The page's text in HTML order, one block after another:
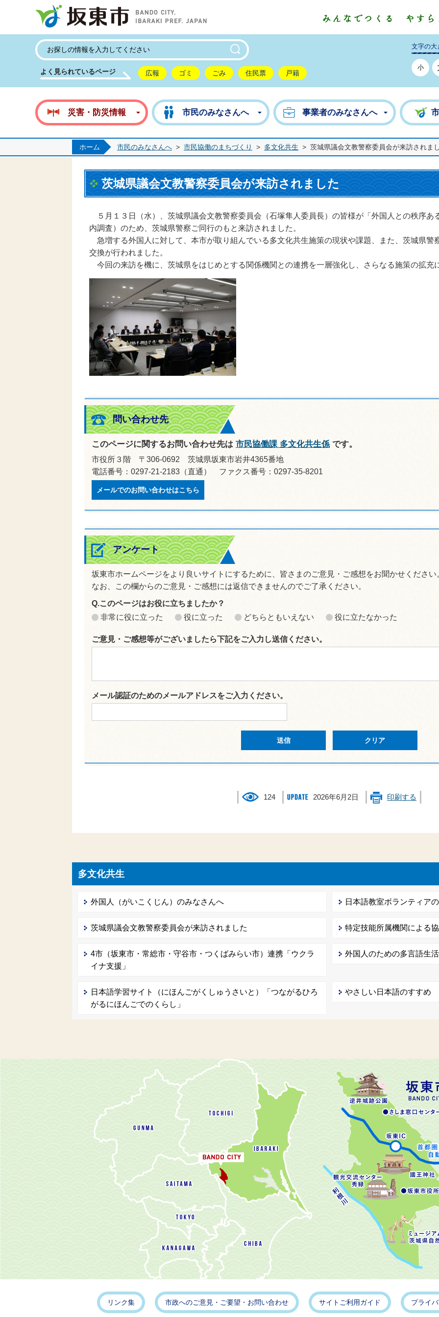
よく見られているページ 広報 ゴミ ごみ 住民票 戸籍
文字の大
小
災害・防災情報 市民のみなさんへ 事業者のみなさんへ
ホーム 市民のみなさんへ > 市民協働のまちづくり > 多文化共生 > 茨城県議会文教警察委員会が来訪されま
茨城県議会文教警察委員会が来訪されました
５月１３日（水）、茨城県議会文教警察委員会（石塚隼人委員長）の皆様が「外国人との秩序あ
内調査）のため、茨城県警察ご同行のもと来訪されました。
急増する外国人に対して、本市が取り組んでいる多文化共生施策の現状や課題、また、茨城県警
交換が行われました。
今回の来訪を機に、茨城県をはじめとする関係機関との連携を一層強化し、さらなる施策の拡充
問い合わせ先
このページに関するお問い合わせ先は 市民協働課 多文化共生係 です。
市役所３階 〒306-0692 茨城県坂東市岩井4365番地
電話番号：0297-21-2183（直通） ファクス番号：0297-35-8201
メールでのお問い合わせはこちら
アンケート
坂東市ホームページをより良いサイトにするために、皆さまのご意見・ご感想をお聞かせください
なお、この欄からのご意見・ご感想には返信できませんのでご了承ください。
Q.このページはお役に立ちましたか？
非常に役に立った
役に立った どちらともいえない 役に立たなかった
ご意見・ご感想等がございましたら下記をご入力し送信ください。
メール認証のためのメールアドレスをご入力ください。
124 2026年6月2日 印刷する
多文化共生
外国人（がいこくじん）のみなさんへ 日本語教室ボランティア
茨城県議会文教警察委員会が来訪されました 特定技能所属機関による
4市（坂東市・常総市・守谷市・つくばみらい市）連携「ウクラ
イナ支援」
外国人のための多言語生
日本語学習サイト（にほんごがくしゅうさいと）「つながるひろ
がるにほんごでのくらし」
やさしい日本語のすすめ
リンク集 市政へのご意見・ご要望・お問い合わせ サイトご利用ガイド プライ